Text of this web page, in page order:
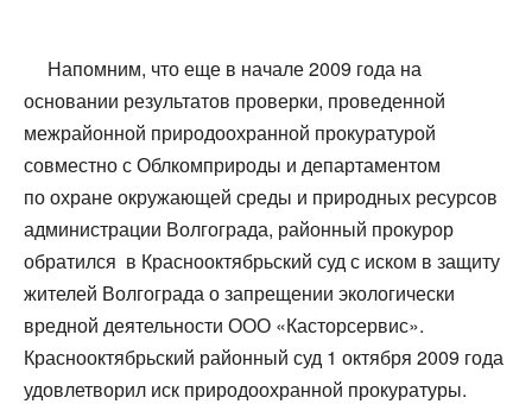
Напомним, что еще в начале 2009 года на
основании результатов проверки, проведенной
межрайонной природоохранной прокуратурой
совместно с Облкомприроды и департаментом
по охране окружающей среды и природных ресурсов
администрации Волгограда, районный прокурор
обратился в Краснооктябрьский суд с иском в защиту
жителей Волгограда о запрещении экологически
вредной деятельности ООО «Касторсервис».
Краснооктябрьский районный суд 1 октября 2009 года
удовлетворил иск природоохранной прокуратуры.